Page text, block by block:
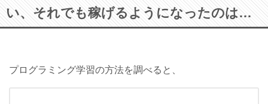
い、それでも稼げるようになったのは…
プログラミング学習の方法を調べると、